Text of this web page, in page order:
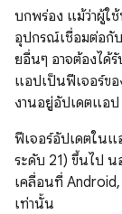
บกพร่อง แม้ว่าผู้ใช้
อุปกรณ์เชื่อมต่อกั
ยอื่นๆ อาจต้องได้รั
แอปเป็นฟีเจอร์ข
งานอยู่อัปเดตแอป
ฟีเจอร์อัปเดตใน
ระดับ 21) ขึ้นไป
เคลื่อนที่
เท่านั้น